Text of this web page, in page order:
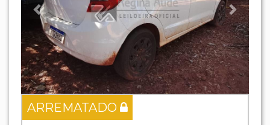
ARREMATADO